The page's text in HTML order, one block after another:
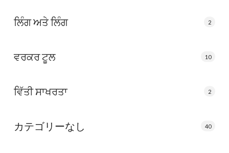
ਲਿੰਗ ਅਤੇ ਲਿੰਗ 2
ਵਰਕਰ ਟੂਲ 10
ਵਿੱਤੀ ਸਾਖਰਤਾ 2
カテゴリーなし 40